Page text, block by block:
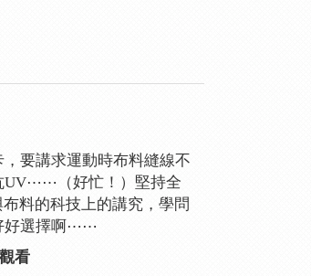
要講求運動時布料縫線不
UV⋯⋯（好忙！）堅持全
料的科技上的講究，學問
好選擇啊⋯⋯
看